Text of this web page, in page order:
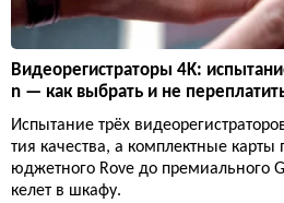
Видеорегистраторы 4K:
n — как выбрать и не
Испытание трёх
тия качества, а комплектные
юджетного Rove до премиального
келет в шкафу.